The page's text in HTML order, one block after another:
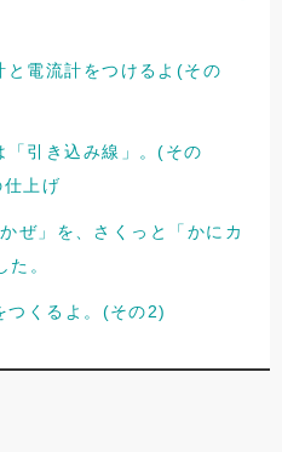
と電流計をつけるよ(その
「引き込み線」。(その
上げ
ぜ」を、さくっと「かにカ
。
つくるよ。(その2)